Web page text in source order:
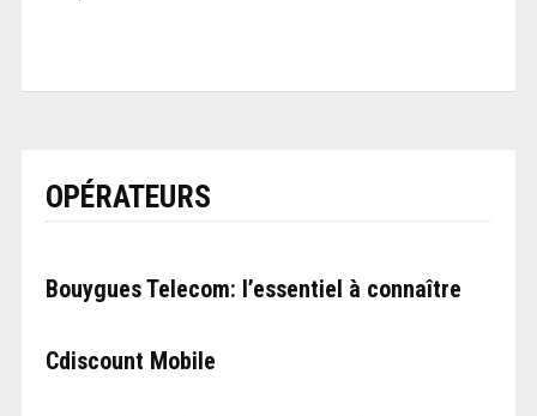
OPÉRATEURS
Bouygues Telecom: l’essentiel à connaître
Cdiscount Mobile